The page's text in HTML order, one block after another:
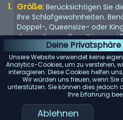
Deine
Unsere Website verwendet keine
Analytics-Cookies, um zu verstehen,
interagieren. Diese Cookies helfen
Wir würden uns freuen, wenn Sie
unterstützen. Sie können dies jedoch
Ihre Erfahrung
Ablehnen
Größe: Berücksichtigen Sie
Ihre Schlafgewohnheiten.
Doppel-, Queensize- oder
daran, dass es Ihrer
genügend Platz bieten sollte,
teilen.
Matratze: Die Matratze ist
Schlaf. Suchen Sie nach
Körpergewicht gleichmäßig
Komfortvorlieben entspricht,